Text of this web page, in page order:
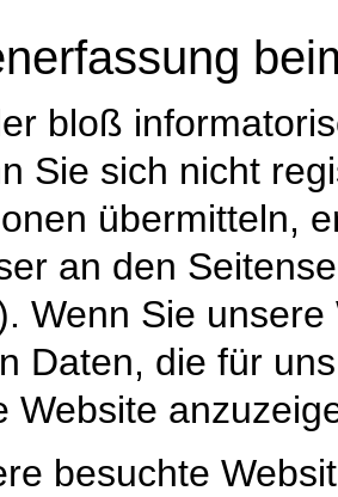
bloß
Sie sich nicht
übermitteln,
an den
Wenn Sie
Daten, die für
Website
besuchte